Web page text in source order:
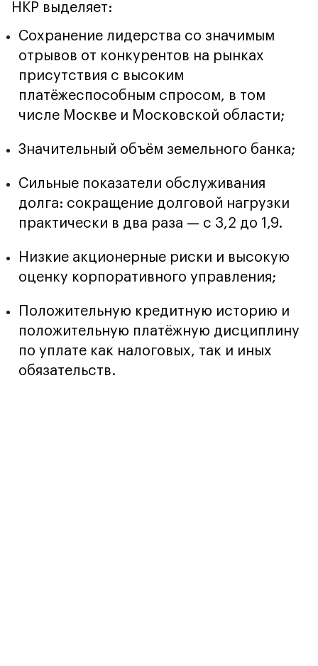
НКР выделяет:
Сохранение лидерства со значимым
отрывов от конкурентов на рынках
присутствия с высоким
платёжеспособным спросом, в том
числе Москве и Московской области;
Значительный объём земельного банка;
Сильные показатели обслуживания
долга: сокращение долговой нагрузки
практически в два раза — с 3,2 до 1,9.
Низкие акционерные риски и высокую
оценку корпоративного управления;
Положительную кредитную историю и
положительную платёжную дисциплину
по уплате как налоговых, так и иных
обязательств.